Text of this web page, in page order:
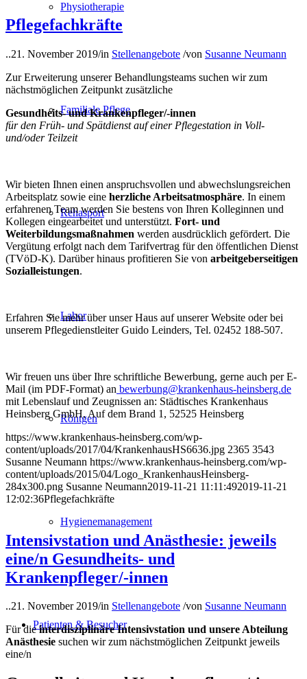
Physiotherapie
Familiale Pflege
Rehasport
Labor
Röntgen
Hygienemanagement
Patienten & Besucher
Pflegefachkräfte
..21. November 2019/in Stellenangebote /von Susanne Neumann
Zur Erweiterung unserer Behandlungsteams suchen wir zum
nächstmöglichen Zeitpunkt zusätzliche
Gesundheits- und Krankenpfleger/-innen
für den Früh- und Spätdienst auf einer Pflegestation in Voll-
und/oder Teilzeit
Wir bieten Ihnen einen anspruchsvollen und abwechslungsreichen
Arbeitsplatz sowie eine herzliche Arbeitsatmosphäre. In einem
erfahrenen Team werden Sie bestens von Ihren Kolleginnen und
Kollegen eingearbeitet und un­terstützt. Fort- und
Weiterbildungsmaßnahmen werden aus­drücklich gefördert. Die
Vergütung erfolgt nach dem Tarifvertrag für den öffentlichen Dienst
(TVöD-K). Darüber hinaus profitieren Sie von arbeitgeberseitigen
Sozialleistungen.
Erfahren Sie mehr über unser Haus auf unserer Website oder bei
unserem Pflegedienstleiter Guido Leinders, Tel. 02452 188-507.
Wir freuen uns über Ihre schriftliche Bewerbung, gerne auch per E-
Mail (im PDF-Format) an bewerbung@krankenhaus-heinsberg.de
mit Lebenslauf und Zeugnissen an: Städtisches Krankenhaus
Heinsberg GmbH, Auf dem Brand 1, 52525 Heinsberg
https://www.krankenhaus-heinsberg.com/wp-
content/uploads/2017/04/KrankenhausHS6636.jpg 2365 3543
Susanne Neumann https://www.krankenhaus-heinsberg.com/wp-
content/uploads/2015/04/Logo_KrankenhausHeinsberg-
284x300.png Susanne Neumann2019-11-21 11:11:492019-11-21
12:02:36Pflegefachkräfte
Intensivstation und Anästhesie: jeweils
eine/n Gesundheits- und
Krankenpfleger/-innen
..21. November 2019/in Stellenangebote /von Susanne Neumann
Für dieinterdisziplinäre Intensivstation und unsere Abteilung
Anästhesie suchen wir zum nächstmöglichen Zeitpunkt jeweils
eine/n